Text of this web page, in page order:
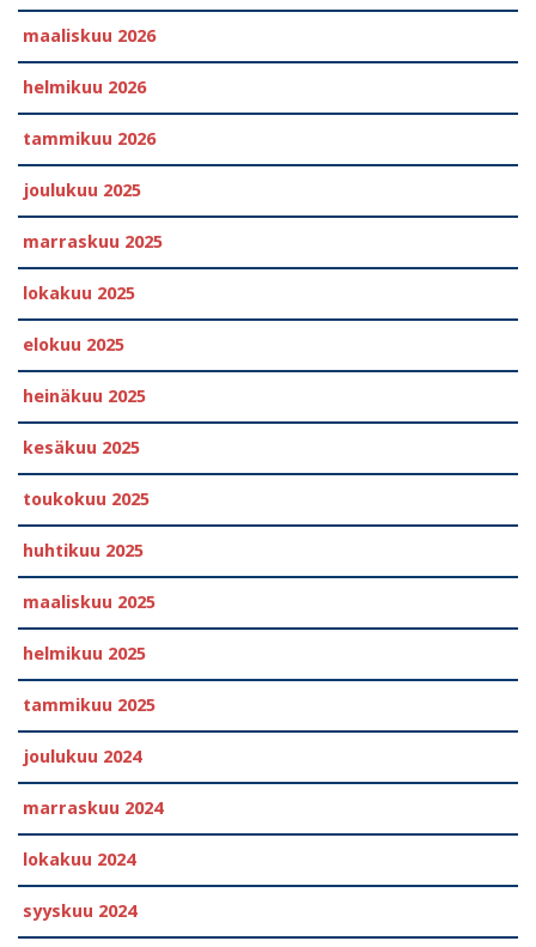
maaliskuu 2026
helmikuu 2026
tammikuu 2026
joulukuu 2025
marraskuu 2025
lokakuu 2025
elokuu 2025
heinäkuu 2025
kesäkuu 2025
toukokuu 2025
huhtikuu 2025
maaliskuu 2025
helmikuu 2025
tammikuu 2025
joulukuu 2024
marraskuu 2024
lokakuu 2024
syyskuu 2024